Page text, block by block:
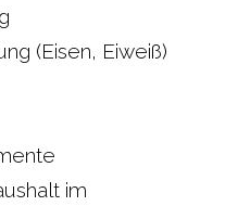
(Eisen, Eiweiß)
im